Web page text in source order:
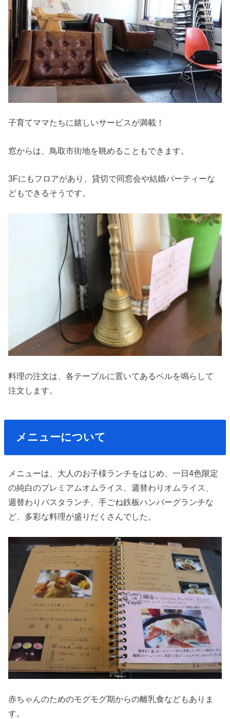
子育てママたちに嬉しいサービスが満載！
窓からは、鳥取市街地を眺めることもできます。
3Fにもフロアがあり、貸切で同窓会や結婚パーティーな
どもできるそうです。
料理の注文は、各テーブルに置いてあるベルを鳴らして
注文します。
メニューについて
メニューは、大人のお子様ランチをはじめ、一日4色限定
の純白のプレミアムオムライス、週替わりオムライス、
週替わりパスタランチ、手ごね鉄板ハンバーグランチな
ど、多彩な料理が盛りだくさんでした。
赤ちゃんのためのモグモグ期からの離乳食などもありま
す。